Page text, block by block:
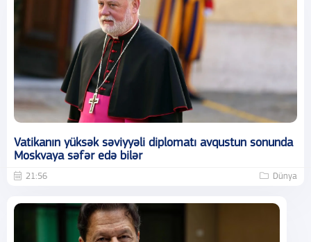
Vatikanın yüksək səviyyəli diplomatı avqustun sonunda
Moskvaya səfər edə bilər
21:56 Dünya